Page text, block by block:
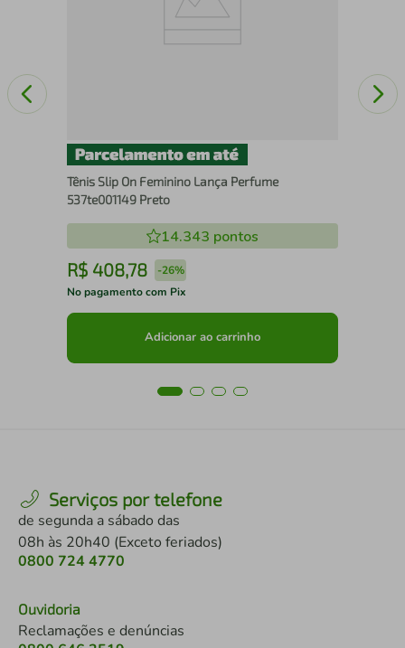
Tênis Slip On Feminino Lança Perfume
537te001149 Preto
14.343 pontos
R$ 408,78 -26%
No pagamento com Pix
Adicionar ao carrinho
Serviços por telefone
de segunda a sábado das
08h às 20h40 (Exceto feriados)
0800 724 4770
Ouvidoria
Reclamações e denúncias